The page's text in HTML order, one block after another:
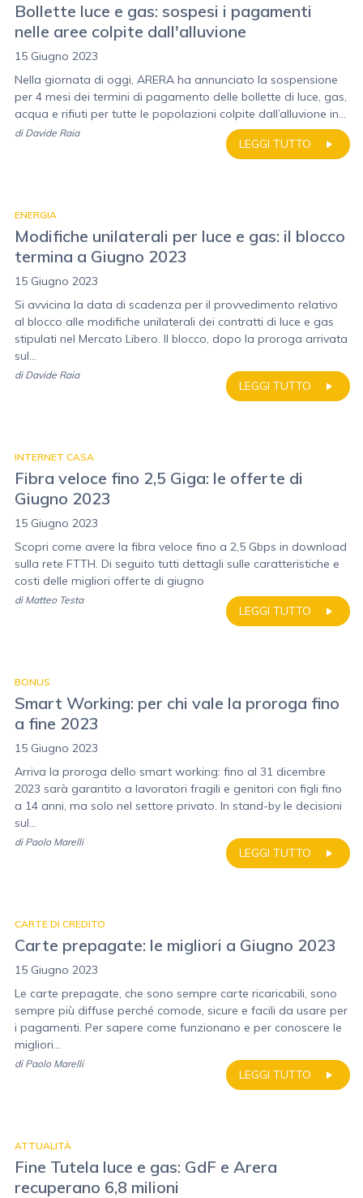
Bollette luce e gas: sospesi i pagamenti
nelle aree colpite dall'alluvione
15 Giugno 2023
Nella giornata di oggi, ARERA ha annunciato la sospensione
per 4 mesi dei termini di pagamento delle bollette di luce, gas,
acqua e rifiuti per tutte le popolazioni colpite dall’alluvione in...
LEGGI TUTTO
di Davide Raia
ENERGIA
Modifiche unilaterali per luce e gas: il blocco
termina a Giugno 2023
15 Giugno 2023
Si avvicina la data di scadenza per il provvedimento relativo
al blocco alle modifiche unilaterali dei contratti di luce e gas
stipulati nel Mercato Libero. Il blocco, dopo la proroga arrivata
sul...
LEGGI TUTTO
di Davide Raia
INTERNET CASA
Fibra veloce fino 2,5 Giga: le offerte di
Giugno 2023
15 Giugno 2023
Scopri come avere la fibra veloce fino a 2,5 Gbps in download
sulla rete FTTH. Di seguito tutti dettagli sulle caratteristiche e
costi delle migliori offerte di giugno
LEGGI TUTTO
di Matteo Testa
BONUS
Smart Working: per chi vale la proroga fino
a fine 2023
15 Giugno 2023
Arriva la proroga dello smart working: fino al 31 dicembre
2023 sarà garantito a lavoratori fragili e genitori con figli fino
a 14 anni, ma solo nel settore privato. In stand-by le decisioni
sul...
LEGGI TUTTO
di Paolo Marelli
CARTE DI CREDITO
Carte prepagate: le migliori a Giugno 2023
15 Giugno 2023
Le carte prepagate, che sono sempre carte ricaricabili, sono
sempre più diffuse perché comode, sicure e facili da usare per
i pagamenti. Per sapere come funzionano e per conoscere le
migliori...
LEGGI TUTTO
di Paolo Marelli
ATTUALITÀ
Fine Tutela luce e gas: GdF e Arera
recuperano 6,8 milioni